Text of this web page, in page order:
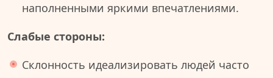
наполненными яркими впечатлениями.
Слабые стороны:
Склонность идеализировать людей часто